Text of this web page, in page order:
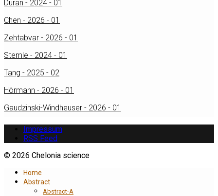
Duran - 2024 - 01
Chen - 2026 - 01
Zehtabvar - 2026 - 01
Stemle - 2024 - 01
Tang - 2025 - 02
Hörmann - 2026 - 01
Gaudzinski-Windheuser - 2026 - 01
Impressum
RSS Feed
© 2026 Chelonia science
Home
Abstract
Abstract-A